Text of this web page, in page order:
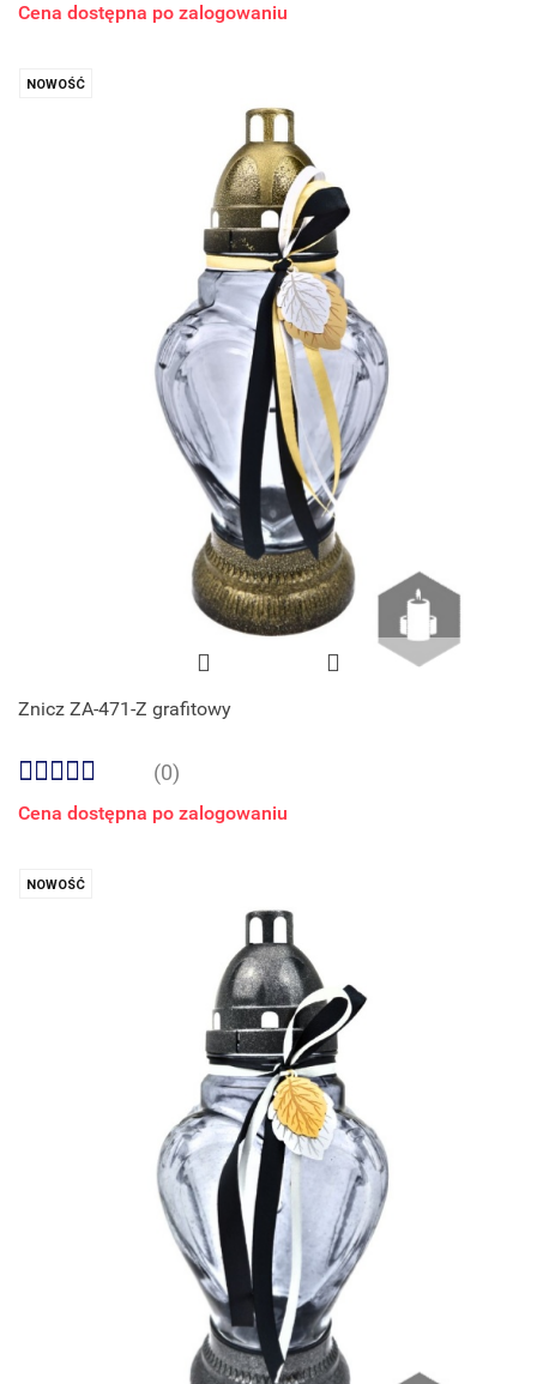
Cena dostępna po zalogowaniu
NOWOŚĆ
Znicz ZA-471-Z grafitowy
(0)
Cena dostępna po zalogowaniu
NOWOŚĆ